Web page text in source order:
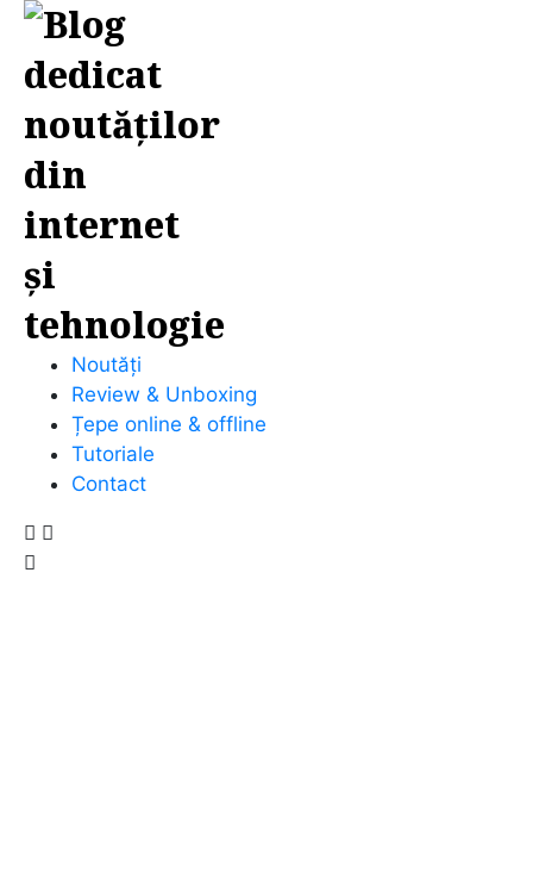
Noutăți
Review & Unboxing
Țepe online & offline
Tutoriale
Contact